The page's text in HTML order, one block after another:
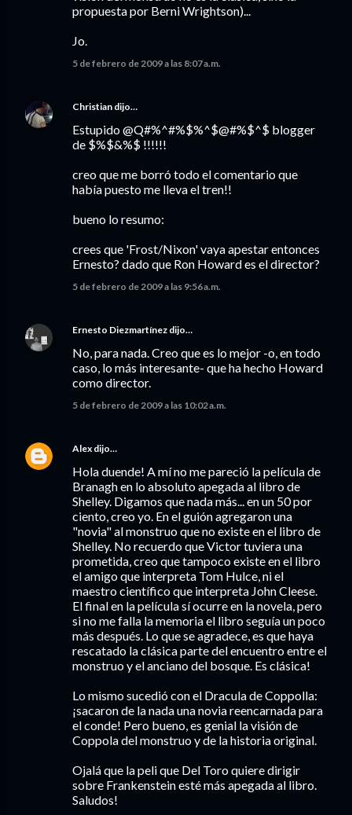
propuesta por Berni Wrightson)...
Jo.
5 de febrero de 2009 a las 8:07 a.m.
Christian dijo…
Estupido @Q#%^#%$%^$@#%$^$ blogger
de $%$&%$ !!!!!!
creo que me borró todo el comentario que
había puesto me lleva el tren!!
bueno lo resumo:
crees que 'Frost/Nixon' vaya apestar entonces
Ernesto? dado que Ron Howard es el director?
5 de febrero de 2009 a las 9:56 a.m.
Ernesto Diezmartínez dijo…
No, para nada. Creo que es lo mejor -o, en todo
caso, lo más interesante- que ha hecho Howard
como director.
5 de febrero de 2009 a las 10:02 a.m.
Alex dijo…
Hola duende! A mí no me pareció la película de
Branagh en lo absoluto apegada al libro de
Shelley. Digamos que nada más... en un 50 por
ciento, creo yo. En el guión agregaron una
"novia" al monstruo que no existe en el libro de
Shelley. No recuerdo que Victor tuviera una
prometida, creo que tampoco existe en el libro
el amigo que interpreta Tom Hulce, ni el
maestro científico que interpreta John Cleese.
El final en la película sí ocurre en la novela, pero
si no me falla la memoria el libro seguía un poco
más después. Lo que se agradece, es que haya
rescatado la clásica parte del encuentro entre el
monstruo y el anciano del bosque. Es clásica!
Lo mismo sucedió con el Dracula de Coppolla:
¡sacaron de la nada una novia reencarnada para
el conde! Pero bueno, es genial la visión de
Coppola del monstruo y de la historia original.
Ojalá que la peli que Del Toro quiere dirigir
sobre Frankenstein esté más apegada al libro.
Saludos!